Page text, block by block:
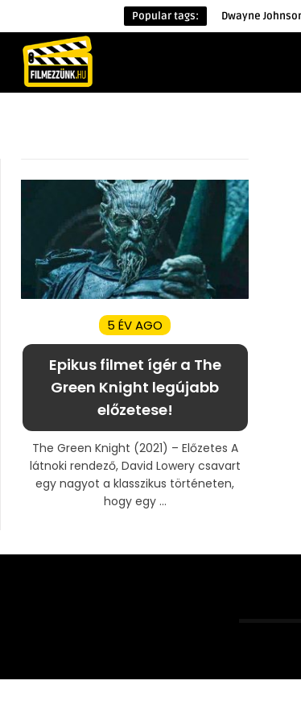
Popular tags: Dwayne
5 ÉV AGO
Epikus filmet ígér a The
Green Knight legújabb
előzetese!
The Green Knight (2021) – Előzetes A
látnoki rendező, David Lowery csavart
egy nagyot a klasszikus történeten,
hogy egy ...